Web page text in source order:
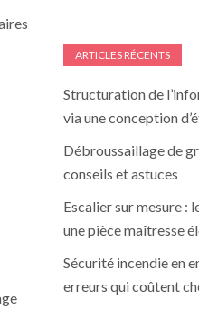
ARTICLES RÉCENTS
Structuration de
via une conception
Débroussaillage de
conseils et astuces
Escalier sur mesure :
une pièce maîtresse
Sécurité incendie en
erreurs qui coûtent